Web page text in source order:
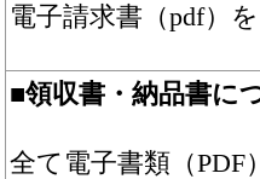
電子請求書（pdf）
■領収書・納品書に
全て電子書類（